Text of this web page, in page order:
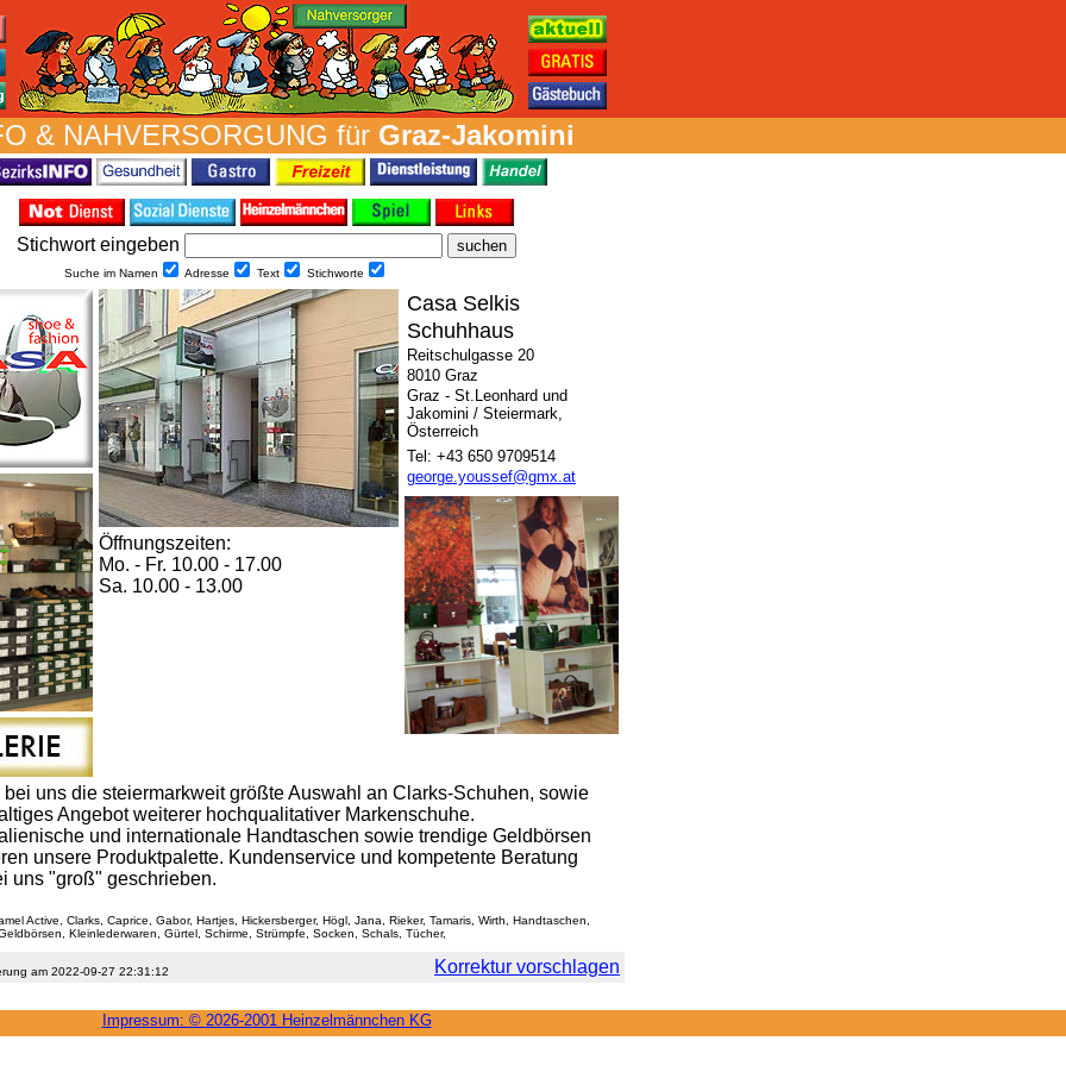
& NAH­VER­SORG­UNG für Graz-Jakomini
Stich­wort ein­geben
Suche im Namen Adresse Text Stich­worte
Öffnungszeiten:
Mo. - Fr. 10.00 - 17.00
Sa. 10.00 - 13.00
Casa Selkis
Schuhhaus
Reitschulgasse 20
8010 Graz
Graz - St.Leonhard und
Jakomini / Steiermark,
Österreich
Tel: +43 650 9709514
george.youssef@gmx.at
uns die steiermarkweit größte Auswahl an Clarks-Schuhen, sowie
Angebot weiterer hochqualitativer Markenschuhe.
und internationale Handtaschen sowie trendige Geldbörsen
unsere Produktpalette. Kundenservice und kompetente Beratung
uns "groß" geschrieben.
Active, Clarks, Caprice, Gabor, Hartjes, Hickersberger, Högl, Jana, Rieker, Tamaris, Wirth, Handtaschen,
Kleinlederwaren, Gürtel, Schirme, Strümpfe, Socken, Schals, Tücher,
am 2022-09-27 22:31:12 Korrektur vorschlagen
Impressum: © 2026-2001 Heinzel­männchen KG